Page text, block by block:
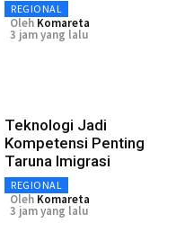
REGIONAL
Oleh Komareta
3 jam yang lalu
Teknologi Jadi
Kompetensi Penting
Taruna Imigrasi
REGIONAL
Oleh Komareta
3 jam yang lalu